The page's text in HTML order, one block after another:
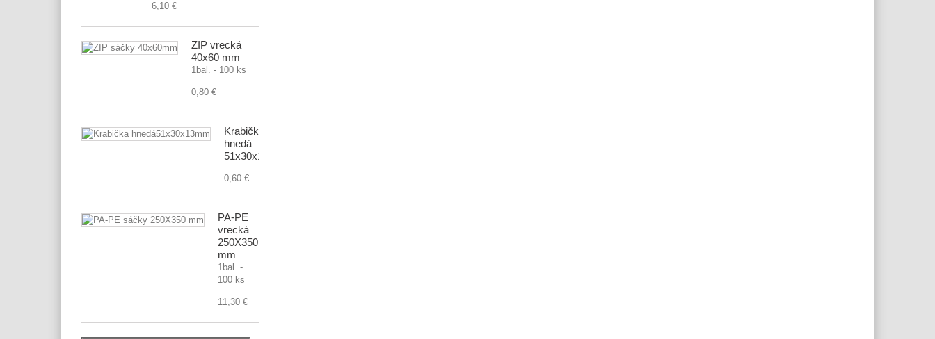
6,10 €
ZIP vrecká
40x60 mm
1bal. - 100 ks
0,80 €
Krabička
hnedá
51x30x13mm
0,60 €
PA-PE
vrecká
250X350
mm
1bal. -
100 ks
11,30 €